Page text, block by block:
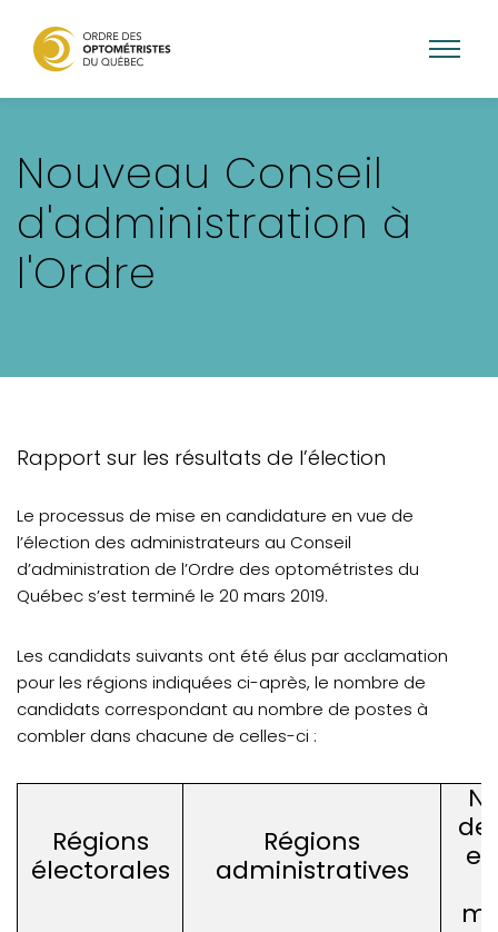
contenu
principal
Nouveau Conseil
d'administration à
l'Ordre
Rapport sur les résultats de l’élection
Le processus de mise en candidature en vue de
l’élection des administrateurs au Conseil
d’administration de l’Ordre des optométristes du
Québec s’est terminé le 20 mars 2019.
Les candidats suivants ont été élus par acclamation
pour les régions indiquées ci-après, le nombre de
candidats correspondant au nombre de postes à
combler dans chacune de celles-ci :
Régions
électorales
Régions
administratives
de
et